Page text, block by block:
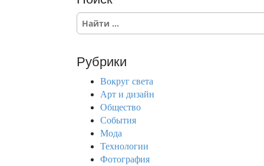
t
o
S
c
Рубрики
Вокруг света
Арт и дизайн
Общество
События
Мода
Технологии
Фотография